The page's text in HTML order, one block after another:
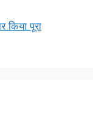
किया पूरा